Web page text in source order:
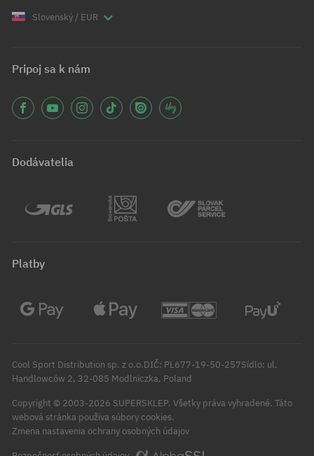
Slovenský / EUR
Pripoj sa k nám
Dodávatelia
Platby
Cool Sport Distribution sp. z o.o.DIČ: PL677-19-50-257Sídlo: ul.
Handlowców 2, 32-085 Modlniczka, Poland
Copyright © 2003-2026 SUPERSKLEP. Všetky práva vyhradené. Táto
webová stránka používa súbory cookies.
Zmena nastavenia ochrany osobných údajov